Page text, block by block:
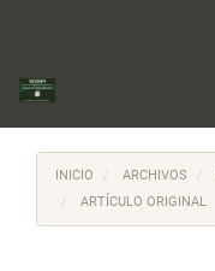
principal
Barra
lateral
INICIO ARCHIVOS
ARTÍCULO ORIGINAL